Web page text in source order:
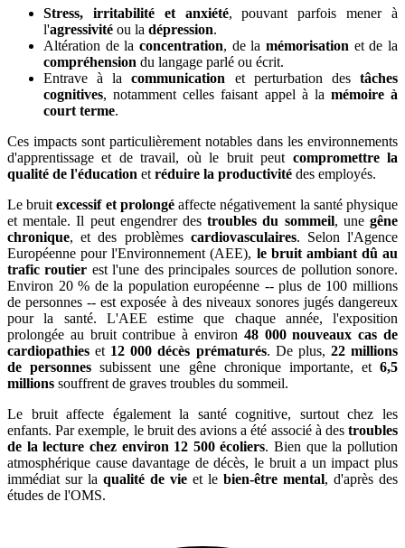
Stress, irritabilité et anxiété, pouvant parfois mener à
l'agressivité ou la dépression.
Altération de la concentration, de la mémorisation et de la
compréhension du langage parlé ou écrit.
Entrave à lacommunication et perturbation destâches
cognitives, notamment celles faisant appel à la mémoire à
court terme.
Ces impacts sont particulièrement notables dans les environnements
d'apprentissage et de travail, où le bruit peut compromettre la
qualité de l'éducation etréduire la productivité des employés.
Le bruitexcessif et prolongéaffecte négativement la santé physique
et mentale. Il peut engendrer destroubles du sommeil, unegêne
chronique, et des problèmes cardiovasculaires. Selon l'Agence
Européenne pour l'Environnement (AEE), le bruit ambiant dû au
trafic routier est l'une des principales sources de pollution sonore.
Environ 20 % de la population européenne -- plus de 100 millions
de personnes -- est exposée à des niveaux sonores jugés dangereux
pour la santé. L'AEE estime que chaque année, l'exposition
prolongée au bruit contribue à environ 48 000 nouveaux cas de
cardiopathies et 12 000 décès prématurés. De plus, 22 millions
de personnes subissent une gêne chronique importante, et 6,5
millions souffrent de graves troubles du sommeil.
Le bruit affecte également la santé cognitive, surtout chez les
enfants. Par exemple, le bruit des avions a été associé à des troubles
de la lecture chez environ 12 500 écoliers. Bien que la pollution
atmosphérique cause davantage de décès, le bruit a un impact plus
immédiat sur la qualité de vie et le bien-être mental, d'après des
études de l'OMS.